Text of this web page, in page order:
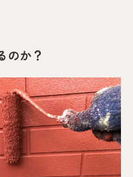
のか？